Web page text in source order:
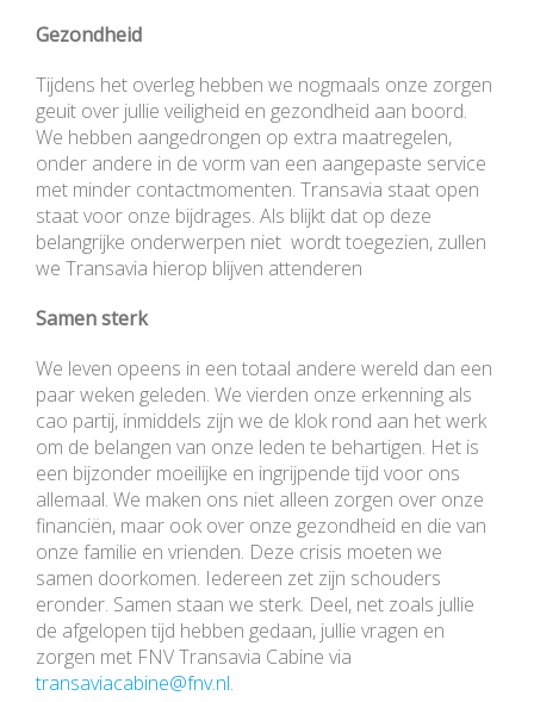
Gezondheid
Tijdens het overleg hebben we nogmaals onze zorgen
geuit over jullie veiligheid en gezondheid aan boord.
We hebben aangedrongen op extra maatregelen,
onder andere in de vorm van een aangepaste service
met minder contactmomenten. Transavia staat open
staat voor onze bijdrages. Als blijkt dat op deze
belangrijke onderwerpen niet wordt toegezien, zullen
we Transavia hierop blijven attenderen
Samen sterk
We leven opeens in een totaal andere wereld dan een
paar weken geleden. We vierden onze erkenning als
cao partij, inmiddels zijn we de klok rond aan het werk
om de belangen van onze leden te behartigen. Het is
een bijzonder moeilijke en ingrijpende tijd voor ons
allemaal. We maken ons niet alleen zorgen over onze
financiën, maar ook over onze gezondheid en die van
onze familie en vrienden. Deze crisis moeten we
samen doorkomen. Iedereen zet zijn schouders
eronder. Samen staan we sterk. Deel, net zoals jullie
de afgelopen tijd hebben gedaan, jullie vragen en
zorgen met FNV Transavia Cabine via
transaviacabine@fnv.nl.